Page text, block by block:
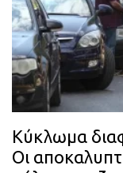
Κύκλωμα
Οι